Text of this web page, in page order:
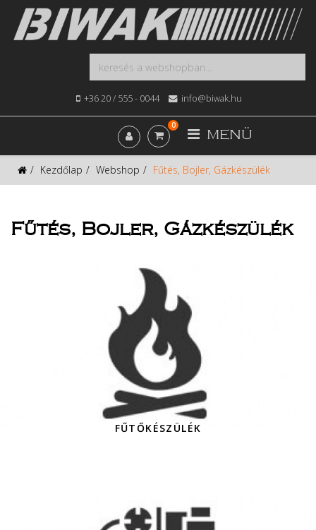
+36 20 / 555 - 0044 info@biwak.hu
MENÜ
0
Kezdőlap Webshop Fűtés, Bojler, Gázkészülék
Fűtés, Bojler, Gázkészülék
FŰTŐKÉSZÜLÉK